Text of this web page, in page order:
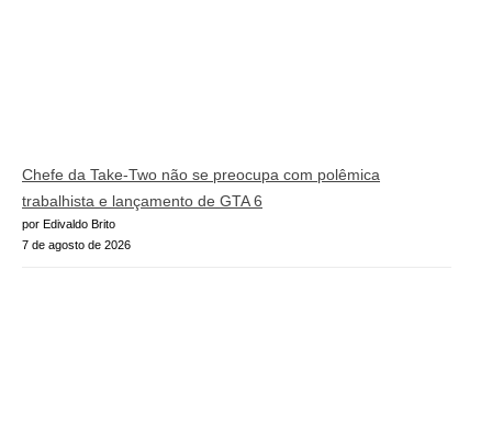
Chefe da Take-Two não se preocupa com polêmica
trabalhista e lançamento de GTA 6
por Edivaldo Brito
7 de agosto de 2026